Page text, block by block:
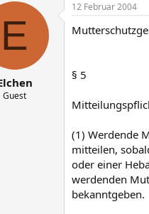
E
Guest
12 Februar 2004
§ 5
(1) Werdende
mitteilen,
oder einer
werdenden
bekanntgeben.